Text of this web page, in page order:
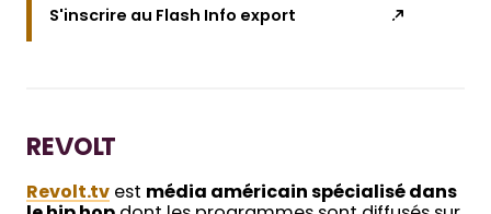
S'inscrire au Flash Info export
REVOLT
Revolt.tv est média américain spécialisé dans